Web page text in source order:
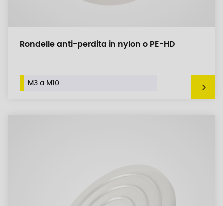
Rondelle anti-perdita in nylon o PE-HD
M3 a M10